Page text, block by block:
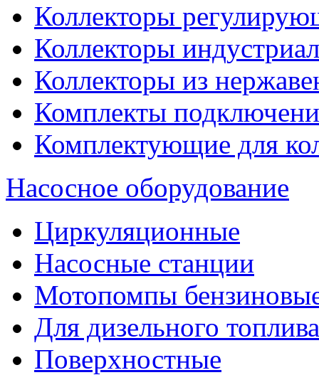
Коллекторы
Коллекторы
Коллекторы из
Комплекты
Комплектующие для
Насосное оборудование
Циркуляционные
Насосные станции
Мотопомпы
Для дизельного топлива
Поверхностные